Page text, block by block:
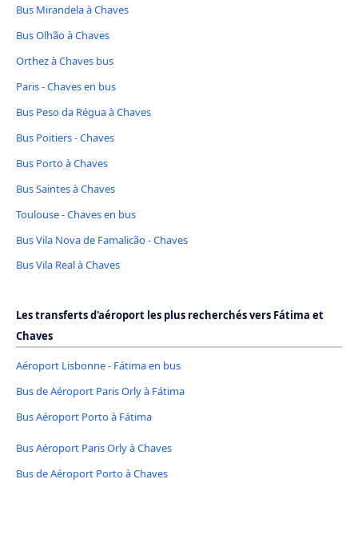
Bus Mirandela à Chaves
Bus Olhão à Chaves
Orthez à Chaves bus
Paris - Chaves en bus
Bus Peso da Régua à Chaves
Bus Poitiers - Chaves
Bus Porto à Chaves
Bus Saintes à Chaves
Toulouse - Chaves en bus
Bus Vila Nova de Famalicão - Chaves
Bus Vila Real à Chaves
Les transferts d'aéroport les plus recherchés vers Fátima et
Chaves
Aéroport Lisbonne - Fátima en bus
Bus de Aéroport Paris Orly à Fátima
Bus Aéroport Porto à Fátima
Bus Aéroport Paris Orly à Chaves
Bus de Aéroport Porto à Chaves